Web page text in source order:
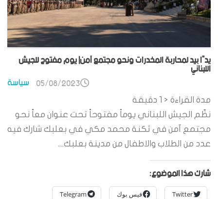
يدًا بيد لمحاربة المخدرات ونحو مجتمع آمن| يوم مفتوح للجيش
اللبناني
سياسة 05/08/2023
مدة القراءة < 1
دقيقة
نظّم الجيش اللبناني يوماً مفتوحاً تحت عنوان معاً نحو
مجتمع آمن في ثكنة محمد مكي في بعلبك شارك فيه
عدد من الطلاب والاطفال من مدينة بعلبك....
شارك هذا الموضوع:
Twitter فيس بوك Telegram